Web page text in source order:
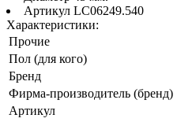
Артикул LC06249.540
Характеристики:
Прочие
Пол (для кого)
Бренд
Фирма-производитель (бренд)
Артикул